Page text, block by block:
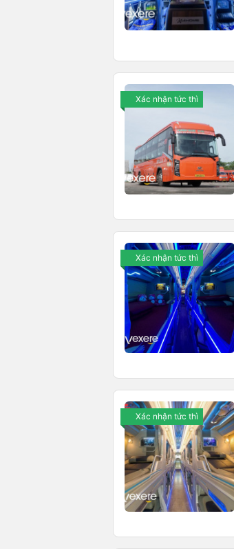
Xác nhận tức thì
Xác nhận tức thì
Xác nhận tức thì